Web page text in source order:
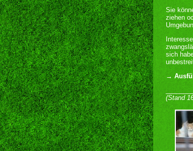
Sie
ziehen
sich
→
(Stand